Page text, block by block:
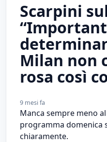
Scarpini
Milan non
rosa così
9 mesi fa
Manca sempre meno
programma domenica
chiaramente.